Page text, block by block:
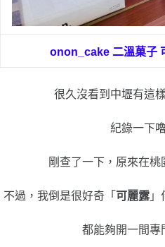
onon_cake 二溫菓子
很久沒看到中壢有這
紀錄一下
剛查了一下，原來在桃
不過，我倒是很好奇「 可麗露
都能夠開一間專